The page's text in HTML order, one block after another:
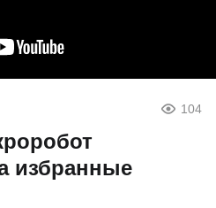
104
избранные